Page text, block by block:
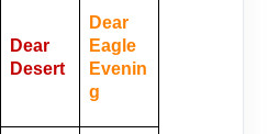
Dear
Desert
Dear
Eagle
Evenin
G